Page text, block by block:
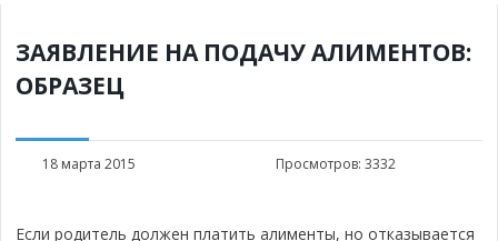
ЗАЯВЛЕНИЕ НА ПОДАЧУ АЛИМЕНТОВ:
ОБРАЗЕЦ
18 марта 2015 Просмотров: 3332
Если родитель должен платить алименты, но отказывается